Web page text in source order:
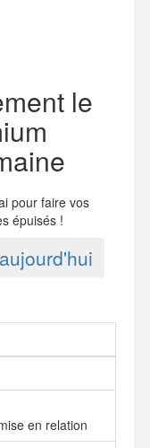
le
pour faire vos
épuisés !
en relation